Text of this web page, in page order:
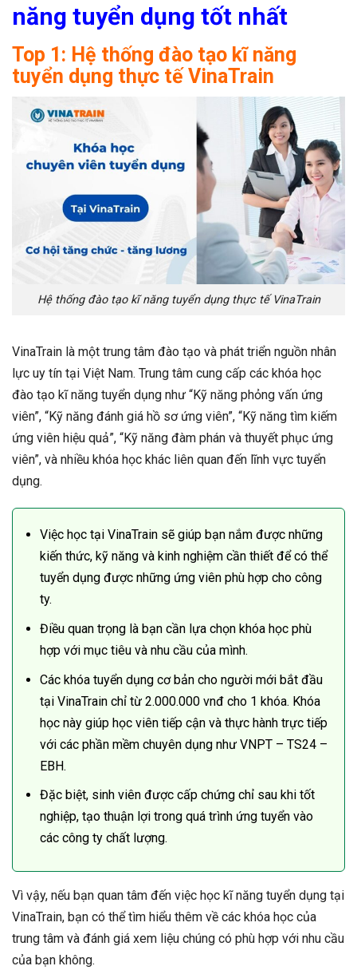
năng tuyển dụng tốt nhất
Top 1: Hệ thống đào tạo kĩ năng
tuyển dụng thực tế VinaTrain
Hệ thống đào tạo kĩ năng tuyển dụng thực tế VinaTrain
VinaTrain là một trung tâm đào tạo và phát triển nguồn nhân
lực uy tín tại Việt Nam. Trung tâm cung cấp các khóa học
đào tạo kĩ năng tuyển dụng như “Kỹ năng phỏng vấn ứng
viên”, “Kỹ năng đánh giá hồ sơ ứng viên”, “Kỹ năng tìm kiếm
ứng viên hiệu quả”, “Kỹ năng đàm phán và thuyết phục ứng
viên”, và nhiều khóa học khác liên quan đến lĩnh vực tuyển
dụng.
Việc học tại VinaTrain sẽ giúp bạn nắm được những
kiến thức, kỹ năng và kinh nghiệm cần thiết để có thể
tuyển dụng được những ứng viên phù hợp cho công
ty.
Điều quan trọng là bạn cần lựa chọn khóa học phù
hợp với mục tiêu và nhu cầu của mình.
Các khóa tuyển dụng cơ bản cho người mới bắt đầu
tại VinaTrain chỉ từ 2.000.000 vnđ cho 1 khóa. Khóa
học này giúp học viên tiếp cận và thực hành trực tiếp
với các phần mềm chuyên dụng như VNPT – TS24 –
EBH.
Đặc biệt, sinh viên được cấp chứng chỉ sau khi tốt
nghiệp, tạo thuận lợi trong quá trình ứng tuyển vào
các công ty chất lượng.
Vì vậy, nếu bạn quan tâm đến việc học kĩ năng tuyển dụng tại
VinaTrain, bạn có thể tìm hiểu thêm về các khóa học của
trung tâm và đánh giá xem liệu chúng có phù hợp với nhu cầu
của bạn không.